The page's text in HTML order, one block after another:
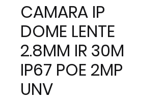
CAMARA IP
DOME LENTE
2.8MM IR 30M
IP67 POE 2MP
UNV